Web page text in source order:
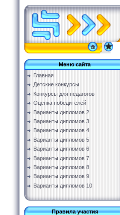
Меню сайта
Главная
Детские конкурсы
Конкурсы для педагогов
Оценка победителей
Варианты дипломов 2
Варианты дипломов 3
Варианты дипломов 4
Варианты дипломов 5
Варианты дипломов 6
Варианты дипломов 7
Варианты дипломов 8
Варианты дипломов 9
Варианты дипломов 10
Правила участия